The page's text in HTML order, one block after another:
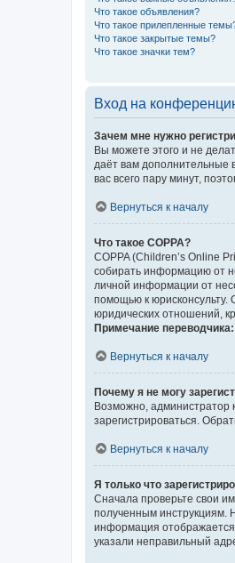
Что такое объявления?
Что такое прилепленные
Что такое закрытые темы?
Что такое значки тем?
Вход на
Зачем мне нужно
Вы можете этого и не
даёт вам дополнительные
вас всего пару минут,
Вернуться к началу
Что такое COPPA?
COPPA (Children’s Online
собирать информацию от
личной информации от
помощью к
юридических отношений,
Примечание
Вернуться к началу
Почему я не могу
Возможно, администратор
зарегистрироваться.
Вернуться к началу
Я только что
Сначала проверьте свои
полученным инструкциям.
информация
указали неправильный